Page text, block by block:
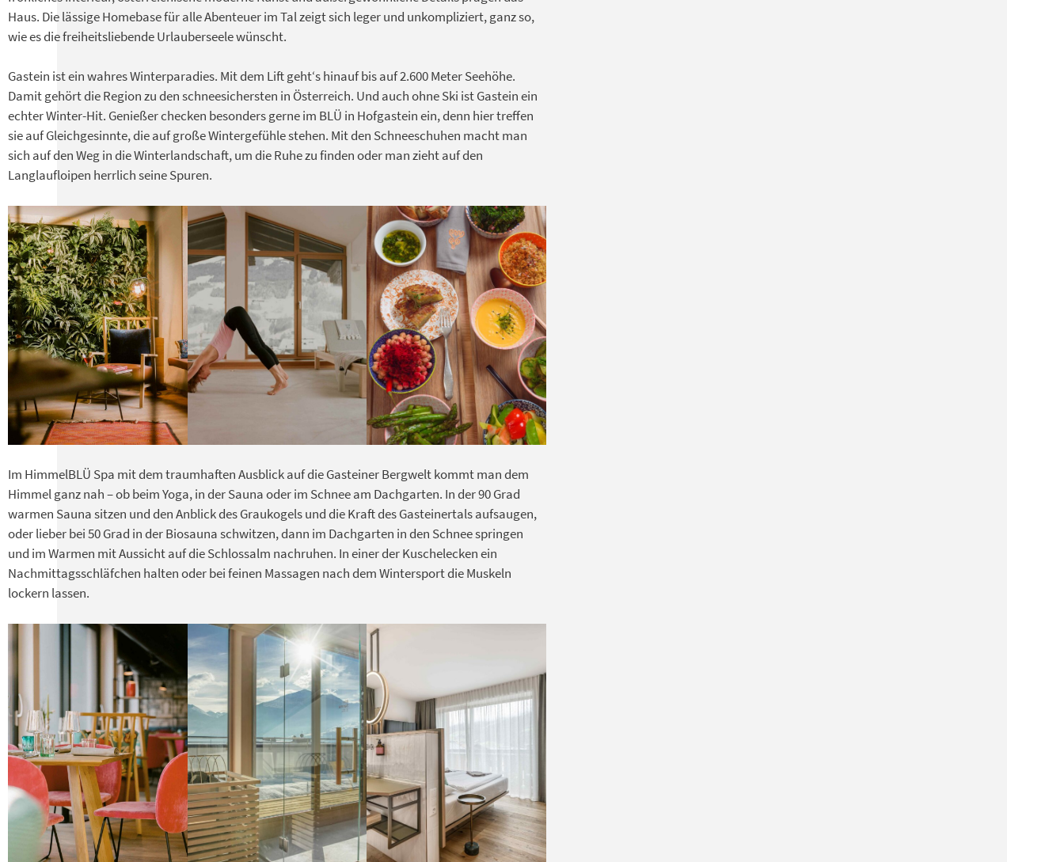
Haus. Die lässige Homebase für alle Abenteuer im Tal zeigt sich leger und unkompliziert, ganz so,
wie es die freiheitsliebende Urlauberseele wünscht.
Gastein ist ein wahres Winterparadies. Mit dem Lift geht‘s hinauf bis auf 2.600 Meter Seehöhe.
Damit gehört die Region zu den schneesichersten in Österreich. Und auch ohne Ski ist Gastein ein
echter Winter-Hit. Genießer checken besonders gerne im BLÜ in Hofgastein ein, denn hier treffen
sie auf Gleichgesinnte, die auf große Wintergefühle stehen. Mit den Schneeschuhen macht man
sich auf den Weg in die Winterlandschaft, um die Ruhe zu finden oder man zieht auf den
Langlaufloipen herrlich seine Spuren.
Im HimmelBLÜ Spa mit dem traumhaften Ausblick auf die Gasteiner Bergwelt kommt man dem
Himmel ganz nah – ob beim Yoga, in der Sauna oder im Schnee am Dachgarten. In der 90 Grad
warmen Sauna sitzen und den Anblick des Graukogels und die Kraft des Gasteinertals aufsaugen,
oder lieber bei 50 Grad in der Biosauna schwitzen, dann im Dachgarten in den Schnee springen
und im Warmen mit Aussicht auf die Schlossalm nachruhen. In einer der Kuschelecken ein
Nachmittagsschläfchen halten oder bei feinen Massagen nach dem Wintersport die Muskeln
lockern lassen.